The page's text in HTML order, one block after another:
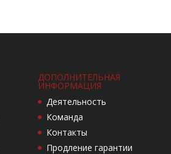
ДОПОЛНИТЕЛЬНАЯ
ИНФОРМАЦИЯ
Деятельность
Команда
Контакты
Продление гарантии